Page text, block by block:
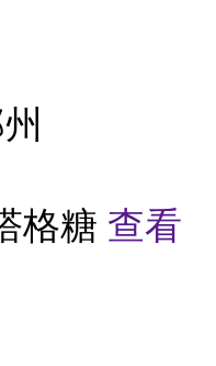
格糖 查看